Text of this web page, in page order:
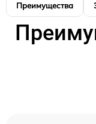
Преимущества